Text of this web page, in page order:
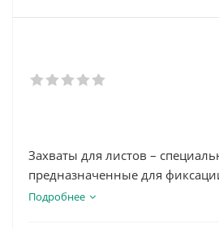
Захваты для листов –
предназначенные для
перемещения листового груза
Подробнее